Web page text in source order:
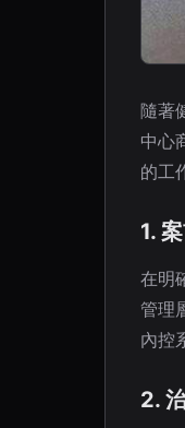
隨著
中心
的工
1.
在明
管理
內控
2.